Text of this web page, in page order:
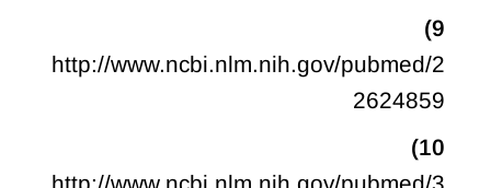
9)
http://www.ncbi.nlm.nih.gov/pubmed/2
2624859
10)